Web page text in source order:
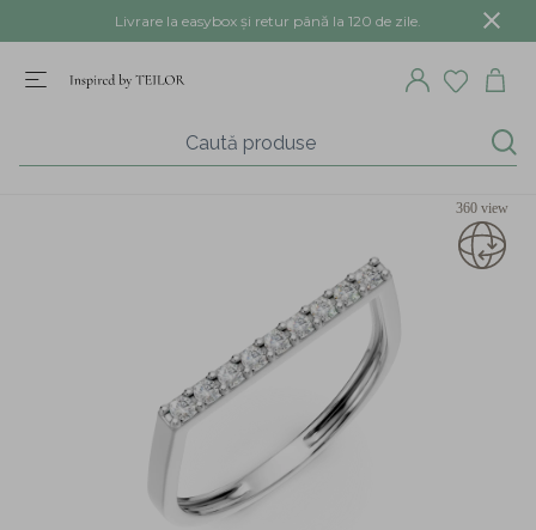
Livrare la easybox și retur până la 120 de zile.
360 view